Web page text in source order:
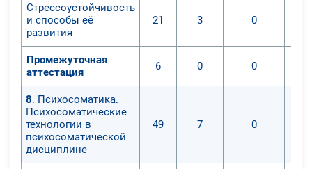
Стрессоустойчивость
и способы её
развития
21 3 0
Промежуточная
аттестация
6 0 0
8. Психосоматика.
Психосоматические
технологии в
психосоматической
дисциплине
49 7 0